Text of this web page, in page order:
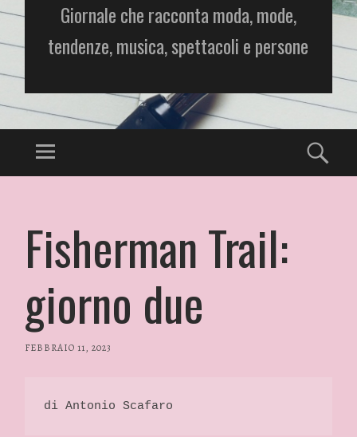
Giornale che racconta moda, mode,
tendenze, musica, spettacoli e persone
Fisherman Trail:
giorno due
FEBBRAIO 11, 2023
GLAMOUR
di Antonio Scafaro